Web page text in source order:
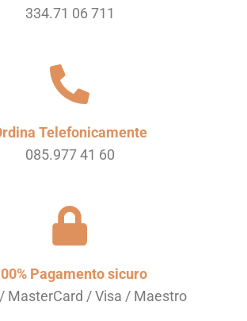
334.71 06 711
Telefonicamente
085.977 41 60
Pagamento sicuro
MasterCard / Visa / Maestro